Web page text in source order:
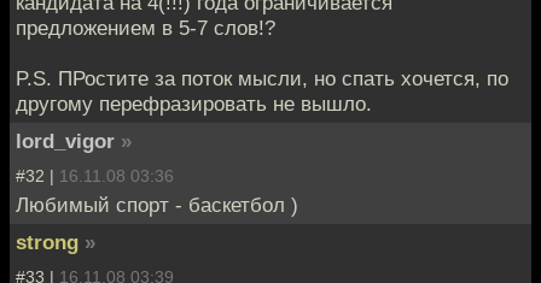
предложением в 5-7 слов!?
P.S. ПРостите за поток мысли, но спать хочется, по
другому перефразировать не вышло.
lord_vigor »
#32 | 16.11.08 03:36
Любимый спорт - баскетбол )
strong »
#33 | 16.11.08 03:39